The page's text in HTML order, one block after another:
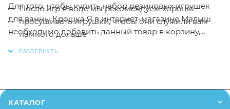
После игр в воде мы рекомендуем хорошо
просушивать игрушки, чтобы они служили вам
намного дольше
Изделия выполнены из мягкого, пластичного
соответствия ЕАС
Для того, чтобы купить набор резиновых игрушек
для ванны Крошка Я в интернет-магазине Малыш
необходимо добавить данный товар в корзину,
КАТАЛОГ